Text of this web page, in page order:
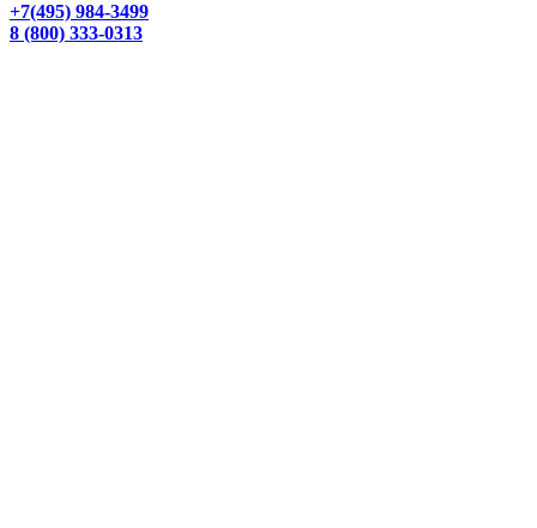
+7(495) 984-3499
8 (800) 333-0313